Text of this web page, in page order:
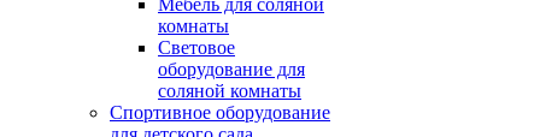
Мебель для соляной
комнаты
Световое
оборудование для
соляной комнаты
Спортивное оборудование